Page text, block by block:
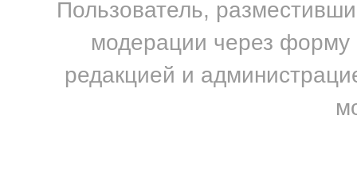
Пользователь,
модерации через форму
редакцией и